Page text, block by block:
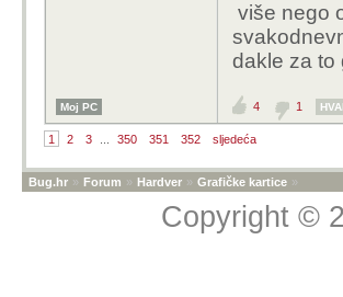
više nego
dakle za to
Moj PC 4 1
1 2 3 350 351 352 sljedeća
Bug.hr » Forum » Hardver » Grafičke kartice »
Copyright ©